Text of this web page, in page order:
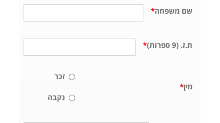
*שם משפחה
* ת.ז. (9 ספרות)
*מין
זכר
נקבה